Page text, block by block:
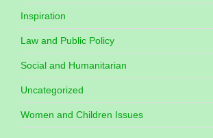
Inspiration
Law and Public Policy
Social and Humanitarian
Uncategorized
Women and Children Issues